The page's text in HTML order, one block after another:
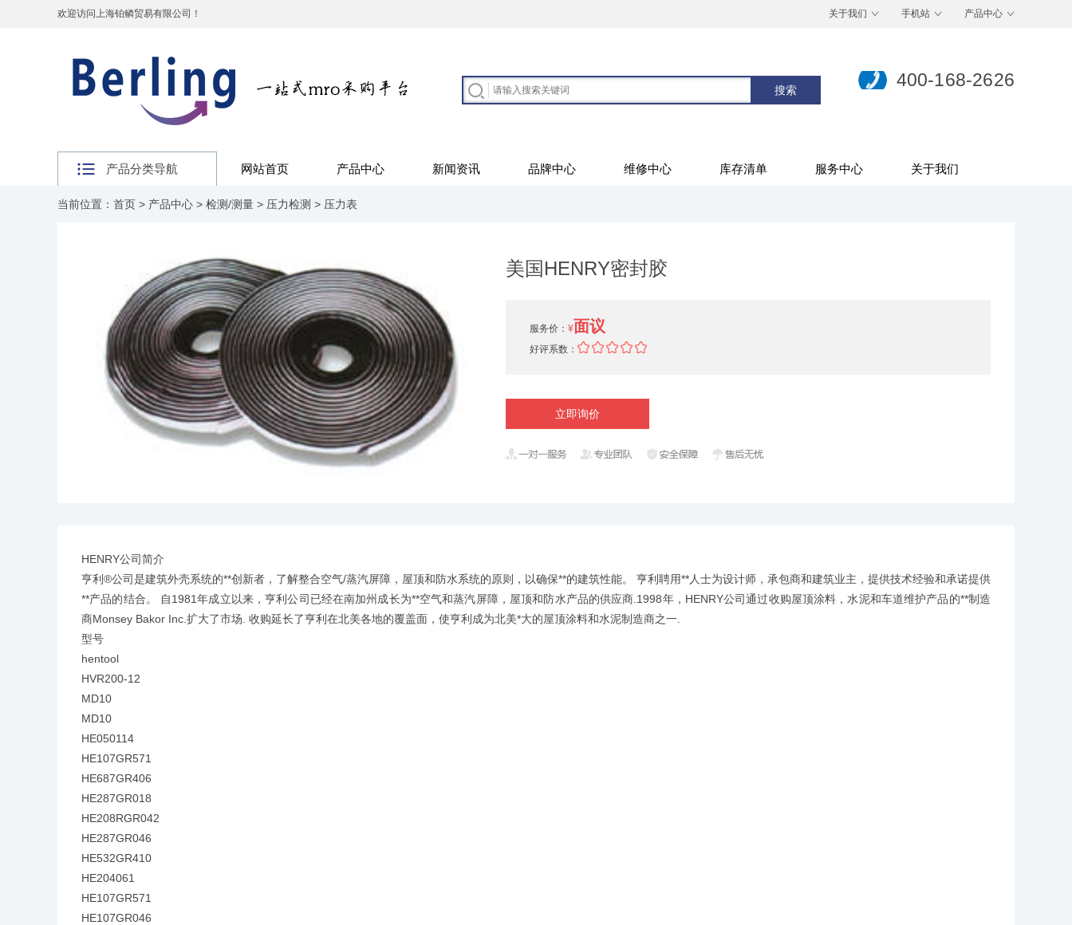
欢迎访问上海铂鳞贸易有限公司！ 关于我们 手机站 产品中心
400-168-2626
产品分类导航 网站首页 产品中心 新闻资讯 品牌中心 维修中心 库存清单 服务中心 关于我们
当前位置： 首页 > 产品中心 > 检测/测量 > 压力检测 > 压力表
美国HENRY密封胶
服务价： ¥面议
好评系数：
立即询价
HENRY公司简介
亨利®公司是建筑外壳系统的**创新者，了解整合空气/蒸汽屏障，屋顶和防水系统的原则，以确保**的建筑性能。 亨利聘用**人士为设计师，承包商和建筑业主，提供技术经验和承诺提供
**产品的结合。 自1981年成立以来，亨利公司已经在南加州成长为**空气和蒸汽屏障，屋顶和防水产品的供应商.1998年，HENRY公司通过收购屋顶涂料，水泥和车道维护产品的**制造
商Monsey Bakor Inc.扩大了市场. 收购延长了亨利在北美各地的覆盖面，使亨利成为北美*大的屋顶涂料和水泥制造商之一.
型号
hentool
HVR200-12
MD10
MD10
HE050114
HE107GR571
HE687GR406
HE287GR018
HE208RGR042
HE287GR046
HE532GR410
HE204061
HE107GR571
HE107GR046